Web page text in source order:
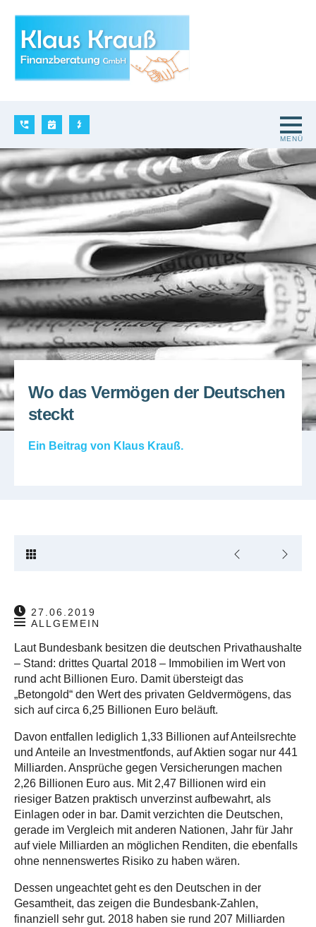
Wo das Vermögen der Deutschen
steckt
Ein Beitrag von Klaus Krauß.
27.06.2019
ALLGEMEIN
Laut Bundesbank besitzen die deutschen Privathaushalte
– Stand: drittes Quartal 2018 – Immobilien im Wert von
rund acht Billionen Euro. Damit übersteigt das
„Betongold“ den Wert des privaten Geldvermögens, das
sich auf circa 6,25 Billionen Euro beläuft.
Davon entfallen lediglich 1,33 Billionen auf Anteilsrechte
und Anteile an Investmentfonds, auf Aktien sogar nur 441
Milliarden. Ansprüche gegen Versicherungen machen
2,26 Billionen Euro aus. Mit 2,47 Billionen wird ein
riesiger Batzen praktisch unverzinst aufbewahrt, als
Einlagen oder in bar. Damit verzichten die Deutschen,
gerade im Vergleich mit anderen Nationen, Jahr für Jahr
auf viele Milliarden an möglichen Renditen, die ebenfalls
ohne nennenswertes Risiko zu haben wären.
Dessen ungeachtet geht es den Deutschen in der
Gesamtheit, das zeigen die Bundesbank-Zahlen,
finanziell sehr gut. 2018 haben sie rund 207 Milliarden